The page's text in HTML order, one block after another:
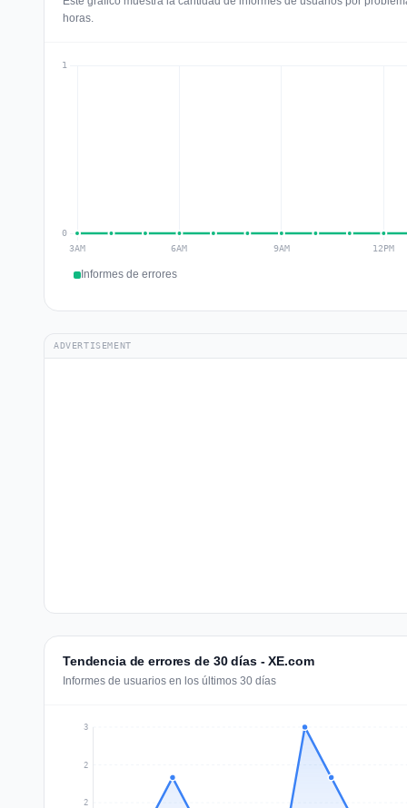
horas.
Informes de errores
ADVERTISEMENT
Tendencia de errores de 30 días - XE.com
Informes de usuarios en los últimos 30 días
2
2
3